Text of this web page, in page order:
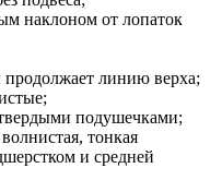
наклоном от лопаток
продолжает линию верха;
подушечками;
тонкая
и средней